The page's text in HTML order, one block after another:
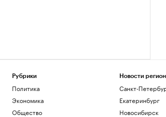
Рубрики
Политика
Экономика
Общество
Новости
Санкт-
Екатеринбург
Новосибирск